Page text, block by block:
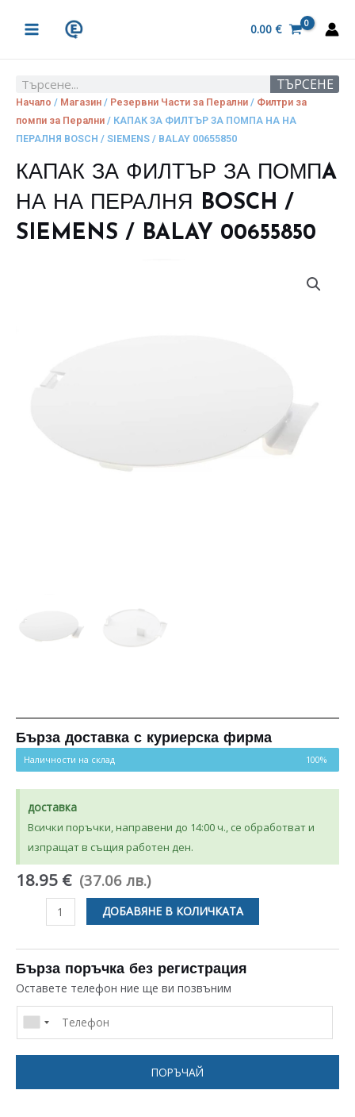
MENU
0.00 €
Search ТЪРСЕНЕ
Начало / Магазин / Резервни Части за Перални / Филтри за
помпи за Перални / КАПАК ЗА ФИЛТЪР ЗА ПОМПA НА НА
ПЕРАЛНЯ BOSCH / SIEMENS / BALAY 00655850
КАПАК ЗА ФИЛТЪР ЗА ПОМПA
НА НА ПЕРАЛНЯ BOSCH /
SIEMENS / BALAY 00655850
Бърза доставка с куриерска фирма
Наличности на склад 100%
доставка
Всички поръчки, направени до 14:00 ч., се обработват и
изпращат в същия работен ден.
18.95 € (37.06 лв.)
количество
КАПАК
ЗА
ФИЛТЪР
ЗА
ПОМПA
ПЕРАЛНЯ
ДОБАВЯНЕ В КОЛИЧКАТА
Бърза поръчка без регистрация
Оставете телефон ние ще ви позвъним
ПОРЪЧАЙ